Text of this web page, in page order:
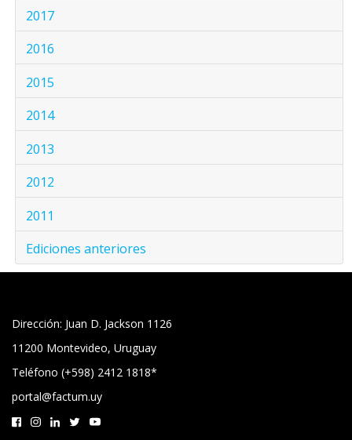
2017
2016
2015
2014
2013
2012
2011
Ediciones anteriores
Dirección: Juan D. Jackson 1126
11200 Montevideo, Uruguay
Teléfono (+598) 2412 1818*
portal@factum.uy